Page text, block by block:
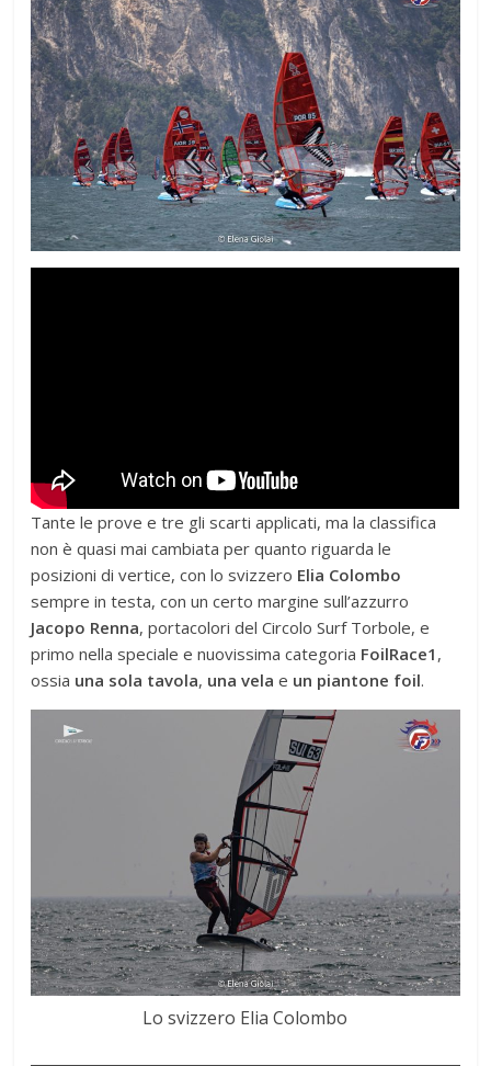
Tante le prove e tre gli scarti applicati, ma la classifica
non è quasi mai cambiata per quanto riguarda le
posizioni di vertice, con lo svizzero Elia Colombo
sempre in testa, con un certo margine sull’azzurro
Jacopo Renna, portacolori del Circolo Surf Torbole, e
primo nella speciale e nuovissima categoria FoilRace1 ,
ossia una sola tavola, una vela e un piantone foil.
Lo svizzero Elia Colombo